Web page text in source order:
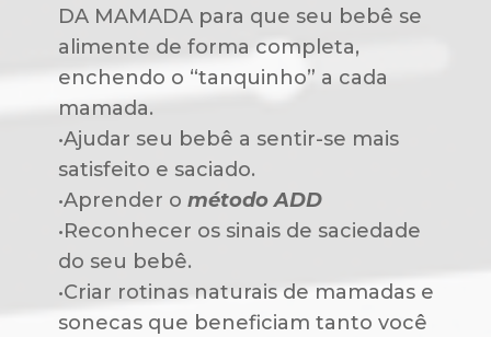
DA MAMADA para que seu bebê se
alimente de forma completa,
enchendo o “tanquinho” a cada
mamada.
•Ajudar seu bebê a sentir-se mais
satisfeito e saciado.
•Aprender o método ADD
•Reconhecer os sinais de saciedade
do seu bebê.
•Criar rotinas naturais de mamadas e
sonecas que beneficiam tanto você